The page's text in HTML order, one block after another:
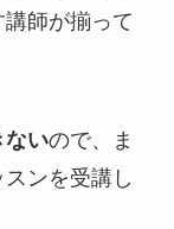
師が揃って
ないので、ま
ンを受講し